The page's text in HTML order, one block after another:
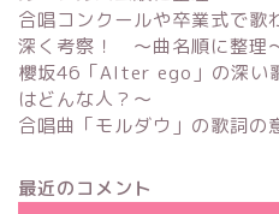
合唱コンクールや卒業式で歌
深く考察！ 〜曲名順に整理
櫻坂46「Alter ego」の深い
はどんな人？～
合唱曲「モルダウ」の歌詞の
最近のコメント